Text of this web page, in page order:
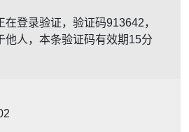
在登录验证，验证码913642，
他人，本条验证码有效期15分